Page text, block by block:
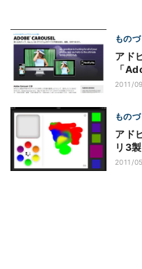
もの
アド
「
2011/
もの
アド
リ3
2011/